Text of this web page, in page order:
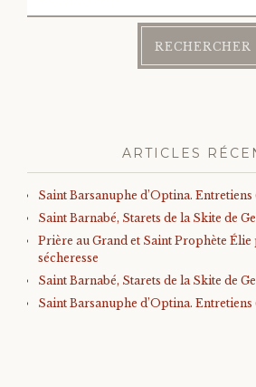
ARTICLES
Saint Barsanuphe d’Optina. Entretiens
Saint Barnabé, Starets de la Skite de
Prière au Grand et Saint Prophète Élie
sécheresse
Saint Barnabé, Starets de la Skite de
Saint Barsanuphe d’Optina. Entretiens